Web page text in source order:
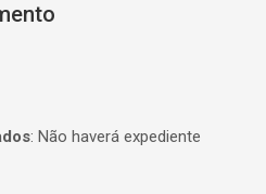
: Não haverá expediente